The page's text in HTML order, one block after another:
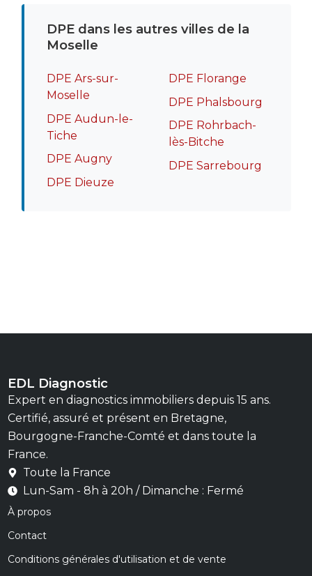
DPE dans les autres villes de la
Moselle
DPE Ars-sur-
Moselle
DPE Audun-le-
Tiche
DPE Augny
DPE Dieuze
DPE Florange
DPE Phalsbourg
DPE Rohrbach-
lès-Bitche
DPE Sarrebourg
EDL Diagnostic
Expert en diagnostics immobiliers depuis 15 ans.
Certifié, assuré et présent en Bretagne,
Bourgogne-Franche-Comté et dans toute la
France.
Toute la France
Lun-Sam - 8h à 20h / Dimanche : Fermé
À propos
Contact
Conditions générales d'utilisation et de vente